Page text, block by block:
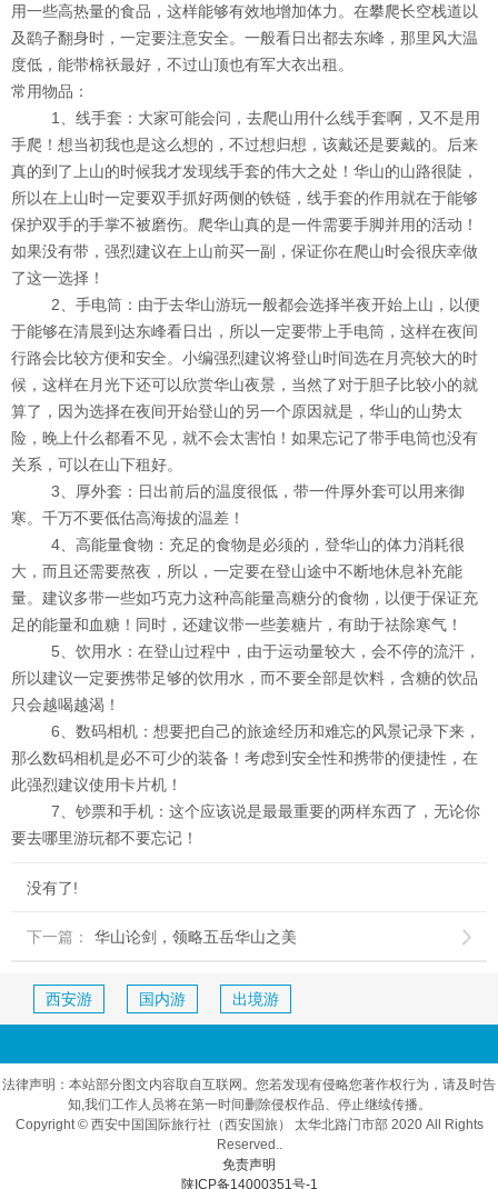
用一些高热量的食品，这样能够有效地增加体力。在攀爬长空栈道以
及鹞子翻身时，一定要注意安全。一般看日出都去东峰，那里风大温
度低，能带棉袄最好，不过山顶也有军大衣出租。
常用物品：
1、线手套：大家可能会问，去爬山用什么线手套啊，又不是用
手爬！想当初我也是这么想的，不过想归想，该戴还是要戴的。后来
真的到了上山的时候我才发现线手套的伟大之处！华山的山路很陡，
所以在上山时一定要双手抓好两侧的铁链，线手套的作用就在于能够
保护双手的手掌不被磨伤。爬华山真的是一件需要手脚并用的活动！
如果没有带，强烈建议在上山前买一副，保证你在爬山时会很庆幸做
了这一选择！
2、手电筒：由于去华山游玩一般都会选择半夜开始上山，以便
于能够在清晨到达东峰看日出，所以一定要带上手电筒，这样在夜间
行路会比较方便和安全。小编强烈建议将登山时间选在月亮较大的时
候，这样在月光下还可以欣赏华山夜景，当然了对于胆子比较小的就
算了，因为选择在夜间开始登山的另一个原因就是，华山的山势太
险，晚上什么都看不见，就不会太害怕！如果忘记了带手电筒也没有
关系，可以在山下租好。
3、厚外套：日出前后的温度很低，带一件厚外套可以用来御
寒。千万不要低估高海拔的温差！
4、高能量食物：充足的食物是必须的，登华山的体力消耗很
大，而且还需要熬夜，所以，一定要在登山途中不断地休息补充能
量。建议多带一些如巧克力这种高能量高糖分的食物，以便于保证充
足的能量和血糖！同时，还建议带一些姜糖片，有助于祛除寒气！
5、饮用水：在登山过程中，由于运动量较大，会不停的流汗，
所以建议一定要携带足够的饮用水，而不要全部是饮料，含糖的饮品
只会越喝越渴！
6、数码相机：想要把自己的旅途经历和难忘的风景记录下来，
那么数码相机是必不可少的装备！考虑到安全性和携带的便捷性，在
此强烈建议使用卡片机！
7、钞票和手机：这个应该说是最最重要的两样东西了，无论你
要去哪里游玩都不要忘记！
没有了!
下一篇： 华山论剑，领略五岳华山之美 
西安游 国内游 出境游
法律声明：本站部分图文内容取自互联网。您若发现有侵略您著作权行为，请及时告
知,我们工作人员将在第一时间删除侵权作品、停止继续传播。
Copyright © 西安中国国际旅行社（西安国旅） 太华北路门市部 2020 All Rights
Reserved..
免责声明
陕ICP备14000351号-1